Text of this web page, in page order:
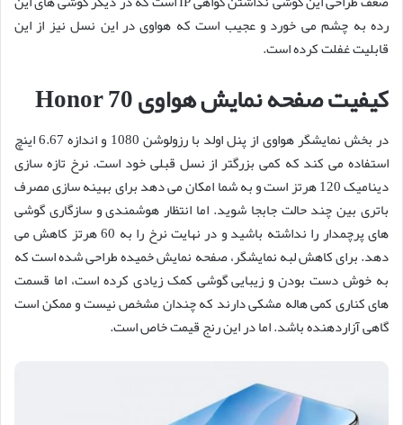
رده به چشم می خورد و عجیب است که هواوی در این نسل نیز از این
قابلیت غفلت کرده است.
کیفیت صفحه نمایش هواوی Honor 70
در بخش نمایشگر هواوی از پنل اولد با رزولوشن 1080 و اندازه 6.67 اینچ
استفاده می کند که کمی بزرگتر از نسل قبلی خود است. نرخ تازه سازی
دینامیک 120 هرتز است و به شما امکان می دهد برای بهینه سازی مصرف
باتری بین چند حالت جابجا شوید. اما انتظار هوشمندی و سازگاری گوشی
های پرچمدار را نداشته باشید و در نهایت نرخ را به 60 هرتز کاهش می
دهد. برای کاهش لبه نمایشگر، صفحه نمایش خمیده طراحی شده است که
به خوش دست بودن و زیبایی گوشی کمک زیادی کرده است، اما قسمت
های کناری کمی هاله مشکی دارند که چندان مشخص نیست و ممکن است
گاهی آزاردهنده باشد. اما در این رنج قیمت خاص است.